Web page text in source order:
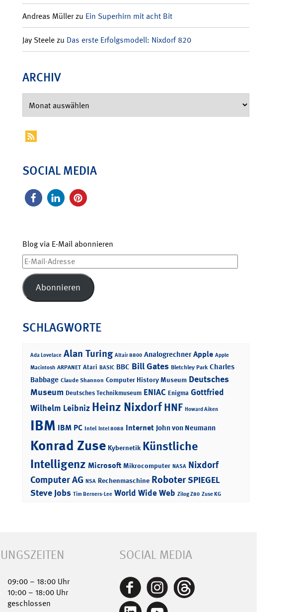
Andreas Müllerzu Ein Superhirn mit acht Bit
Jay Steelezu Das erste Erfolgsmodell: Nixdorf 820
ARCHIV
SOCIAL MEDIA
Blog via E-Mail abonnieren
E-
Mail-
Adresse
Abonnieren
SCHLAGWORTE
Ada Lovelace Alan Turing Altair 8800 Analogrechner Apple Apple
Macintosh ARPANET Atari BASIC BBC Bill Gates Bletchley Park Charles
Babbage Claude Shannon Computer History Museum Deutsches
Museum Deutsches Technikmuseum ENIAC Enigma Gottfried
Wilhelm Leibniz Heinz NixdorfHNF Howard Aiken
IBM IBM PC Intel Intel 8088 Internet John von Neumann
Konrad Zuse Kybernetik Künstliche
Intelligenz Microsoft Mikrocomputer NASA Nixdorf
Computer AG NSA Rechenmaschine RoboterSPIEGEL
Steve Jobs Tim Berners-Lee World Wide Web Zilog Z80 Zuse KG
09:00 – 18:00 Uhr
10:00 – 18:00 Uhr
geschlossen
SOCIAL MEDIA